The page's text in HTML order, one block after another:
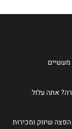
מעשיים
אתה עלול
שיווק ומכירות